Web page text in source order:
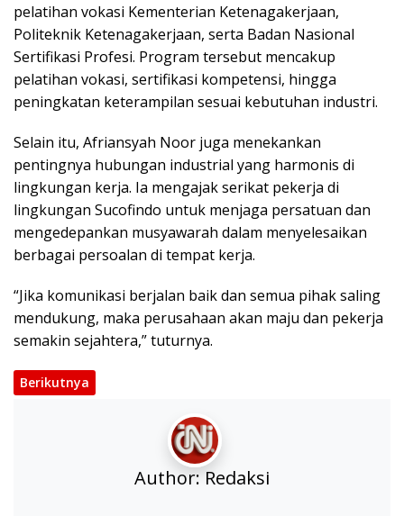
pelatihan vokasi Kementerian Ketenagakerjaan,
Politeknik Ketenagakerjaan, serta Badan Nasional
Sertifikasi Profesi. Program tersebut mencakup
pelatihan vokasi, sertifikasi kompetensi, hingga
peningkatan keterampilan sesuai kebutuhan industri.
Selain itu, Afriansyah Noor juga menekankan
pentingnya hubungan industrial yang harmonis di
lingkungan kerja. Ia mengajak serikat pekerja di
lingkungan Sucofindo untuk menjaga persatuan dan
mengedepankan musyawarah dalam menyelesaikan
berbagai persoalan di tempat kerja.
“Jika komunikasi berjalan baik dan semua pihak saling
mendukung, maka perusahaan akan maju dan pekerja
semakin sejahtera,” tuturnya.
Berikutnya
Author: Redaksi